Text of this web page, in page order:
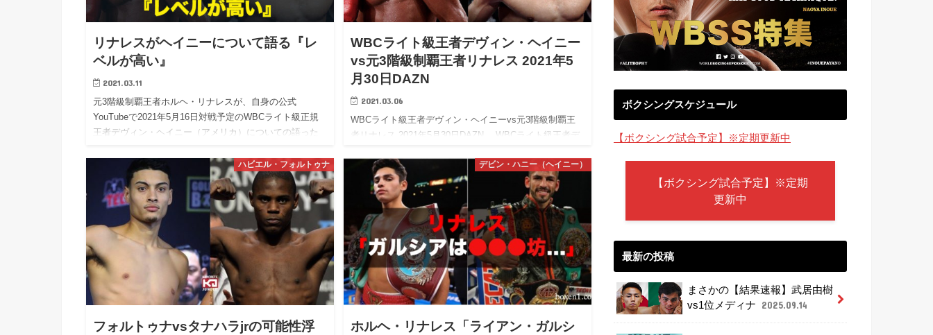
リナレスがヘイニーについて語る『レ
ベルが高い』
2021.03.11
元3階級制覇王者ホルヘ・リナレスが、自身の公式
YouTubeで2021年5月16日対戦予定のWBCライト級正規
王者デヴィン・ヘイニー（アメリカ）についての語った
WBCライト級王者デヴィン・ヘイニー
vs元3階級制覇王者リナレス 2021年5
月30日DAZN
2021.03.06
WBCライト級王者デヴィン・ヘイニーvs元3階級制覇王
者リナレス 2021年5月30日DAZN WBCライト級王者デ
は、2021年5月DAZNカードの見出しとなるライ…
ハビエル・フォルトゥナ
フォルトゥナvsタナハラjrの可能性浮
デビン・ハニー（ヘイニー）
ホルヘ・リナレス「ライアン・ガルシ
ボクシングスケジュール
【ボクシング試合予定】※定期更新中
【ボクシング試合予定】※定期
更新中
最新の投稿
まさかの【結果速報】武居由樹
vs1位メディナ
2025.09.14